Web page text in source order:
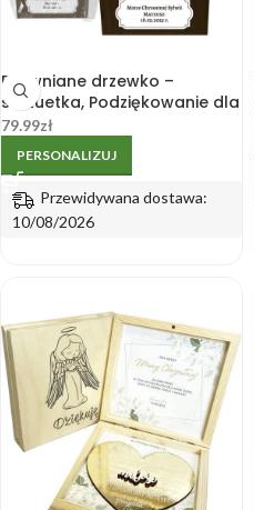
Drewniane drzewko –
statuetka, Podziękowanie dla
Chrzestnych, Dziadków,
chłopiec
79.99zł
PERSONALIZUJ
Przewidywana dostawa:
10/08/2026